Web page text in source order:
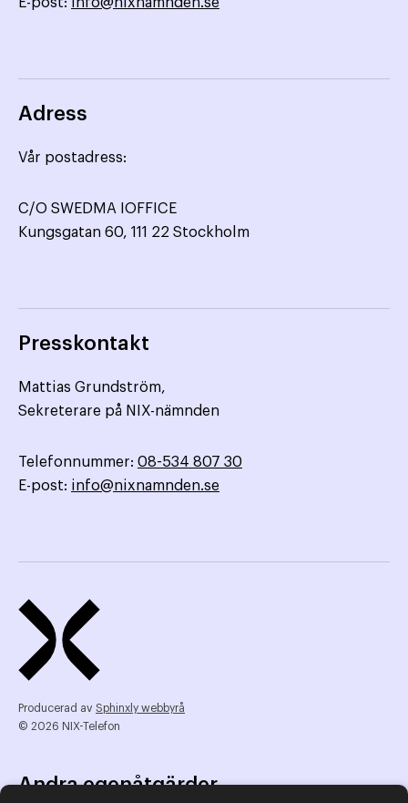
Adress
Vår postadress:
C/O SWEDMA IOFFICE
Kungsgatan 60, 111 22 Stockholm
Presskontakt
Mattias Grundström,
Sekreterare på NIX-nämnden
Telefonnummer: 08-534 807 30
E-post: info@nixnamnden.se
Producerad av Sphinxly webbyrå
© 2026 NIX-Telefon
Andra egenåtgärder